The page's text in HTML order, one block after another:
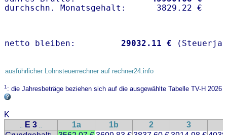
netto bleiben: 29032.11 €
ausführlicher Lohnsteuerrechner auf rechner24.info
1: die Jahresbeträge beziehen sich auf die ausgewählte Tabelle TV-H 2026
K
.. E 3 .. 1a 1b 2 3